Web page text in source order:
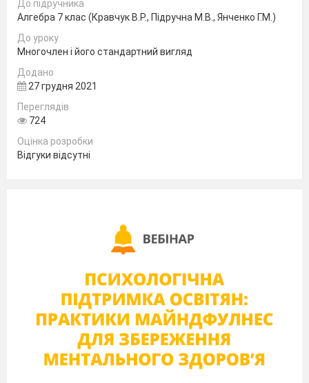
До підручника
Алгебра 7 клас (Кравчук В.Р., Підручна М.В., Янченко Г.М.)
До уроку
Многочлен і його стандартний вигляд
Додано
27 грудня 2021
Переглядів
724
Оцінка розробки
Відгуки відсутні